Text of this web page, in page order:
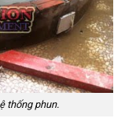
thống phun.